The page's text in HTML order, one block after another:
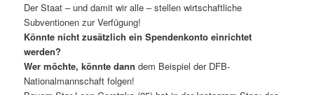
Der Staat – und damit wir alle – stellen wirtschaftliche
Subventionen zur Verfügung!
Könnte nicht zusätzlich ein Spendenkonto einrichtet
werden?
Wer möchte, könnte danndem Beispiel der DFB-
Nationalmannschaft folgen!